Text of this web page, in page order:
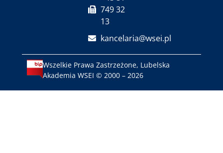
749 32
13
kancelaria@wsei.pl
Wszelkie Prawa Zastrzeżone, Lubelska
Akademia WSEI © 2000 – 2026